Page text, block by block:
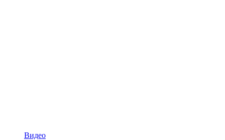
Видео